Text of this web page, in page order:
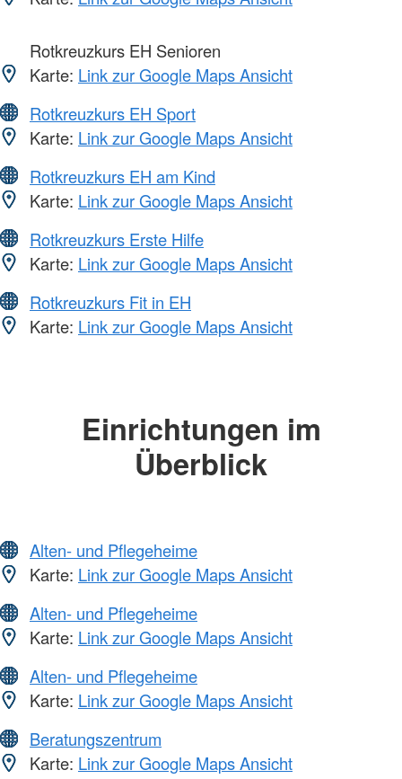
Rotkreuzkurs EH Senioren
Karte: Link zur Google Maps Ansicht
Rotkreuzkurs EH Sport
Karte: Link zur Google Maps Ansicht
Rotkreuzkurs EH am Kind
Karte: Link zur Google Maps Ansicht
Rotkreuzkurs Erste Hilfe
Karte: Link zur Google Maps Ansicht
Rotkreuzkurs Fit in EH
Karte: Link zur Google Maps Ansicht
Einrichtungen im
Überblick
Alten- und Pflegeheime
Karte: Link zur Google Maps Ansicht
Alten- und Pflegeheime
Karte: Link zur Google Maps Ansicht
Alten- und Pflegeheime
Karte: Link zur Google Maps Ansicht
Beratungszentrum
Karte: Link zur Google Maps Ansicht